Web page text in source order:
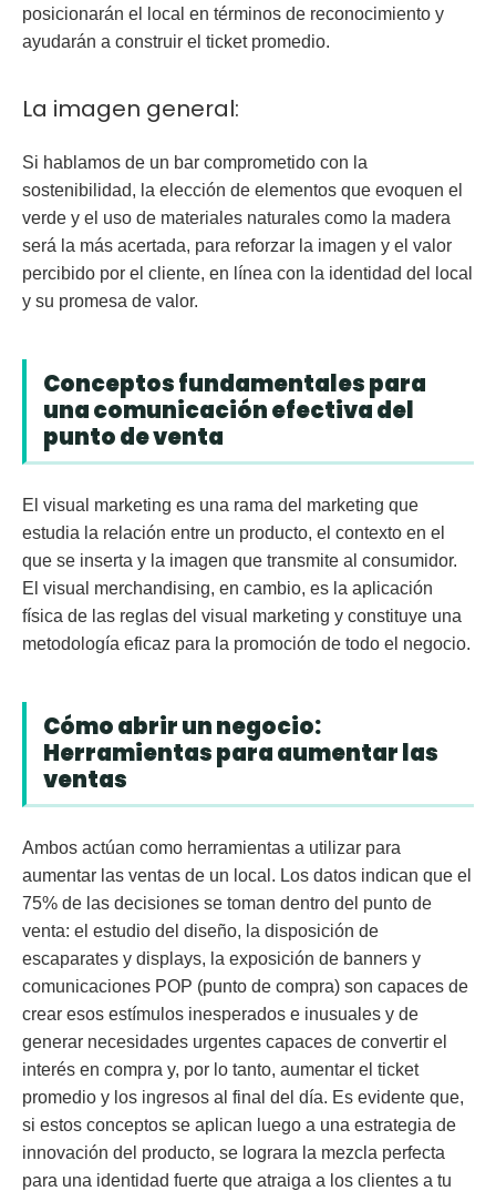
posicionarán el local en términos de reconocimiento y
ayudarán a construir el ticket promedio.
La imagen general:
Si hablamos de un bar comprometido con la
sostenibilidad, la elección de elementos que evoquen el
verde y el uso de materiales naturales como la madera
será la más acertada, para reforzar la imagen y el valor
percibido por el cliente, en línea con la identidad del local
y su promesa de valor.
Conceptos fundamentales para
una comunicación efectiva del
punto de venta
El visual marketing es una rama del marketing que
estudia la relación entre un producto, el contexto en el
que se inserta y la imagen que transmite al consumidor.
El visual merchandising, en cambio, es la aplicación
física de las reglas del visual marketing y constituye una
metodología eficaz para la promoción de todo el negocio.
Cómo abrir un negocio:
Herramientas para aumentar las
ventas
Ambos actúan como herramientas a utilizar para
aumentar las ventas de un local. Los datos indican que el
75% de las decisiones se toman dentro del punto de
venta: el estudio del diseño, la disposición de
escaparates y displays, la exposición de banners y
comunicaciones POP (punto de compra) son capaces de
crear esos estímulos inesperados e inusuales y de
generar necesidades urgentes capaces de convertir el
interés en compra y, por lo tanto, aumentar el ticket
promedio y los ingresos al final del día. Es evidente que,
si estos conceptos se aplican luego a una estrategia de
innovación del producto, se lograra la mezcla perfecta
para una identidad fuerte que atraiga a los clientes a tu